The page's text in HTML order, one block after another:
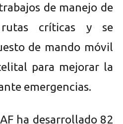
de manejo de
críticas y se
de mando móvil
para mejorar la
emergencias.
ha desarrollado 82